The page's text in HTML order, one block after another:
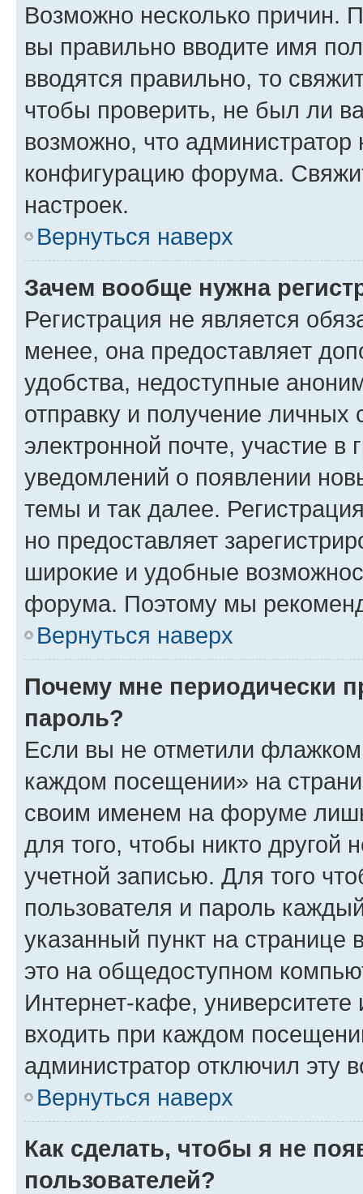
Возможно несколько причин.
вы правильно вводите имя
вводятся правильно, то
чтобы проверить, не был ли
возможно, что администратор
конфигурацию форума.
настроек.
Вернуться наверх
Зачем вообще нужна
Регистрация не является
менее, она предоставляет
удобства, недоступные
отправку и получение
электронной почте, участие в
уведомлений о появлении
темы и так далее.
но предоставляет
широкие и удобные
форума. Поэтому мы
Вернуться наверх
Почему мне периодически
пароль?
Если вы не отметили флажком
каждом посещении» на
своим именем на форуме
для того, чтобы никто другой
учетной записью. Для того
пользователя и пароль
указанный пункт на
это на общедоступном
Интернет-кафе, университете
входить при каждом
администратор отключил эту
Вернуться наверх
Как сделать, чтобы я не
пользователей?